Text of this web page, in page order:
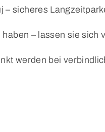
– sicheres
– lassen sie sich
werden bei